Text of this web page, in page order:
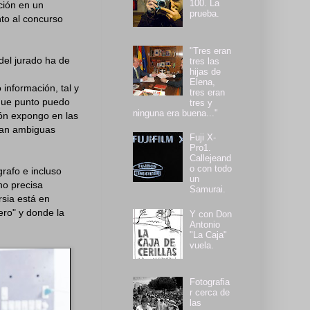
en un
al concurso
jurado ha de
información, tal y
punto puedo
expongo en las
ambiguas
e incluso
precisa
está en
y donde la
100. La
prueba.
"Tres eran
tres las
hijas de
Elena,
tres eran
tres y
ninguna era buena..."
Fuji X-
Pro1.
Callejeand
o con todo
un
Samurai.
Y con Don
Antonio
"La Caja"
vuela.
Fotografia
r cerca de
las